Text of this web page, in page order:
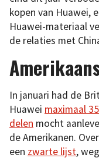
kopen van Huawei,
Huawei-materiaal
de relaties met
In januari had de
Huawei maximaal
delen mocht
de Amerikanen.
een zwarte lijst,